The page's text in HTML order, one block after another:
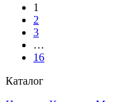
1
2
3
…
16
Каталог